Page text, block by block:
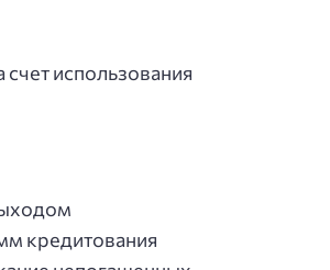
использования
кредитования